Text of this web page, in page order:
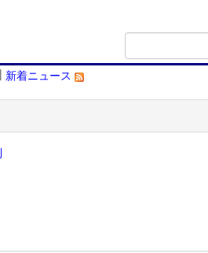
| 新着ニュース